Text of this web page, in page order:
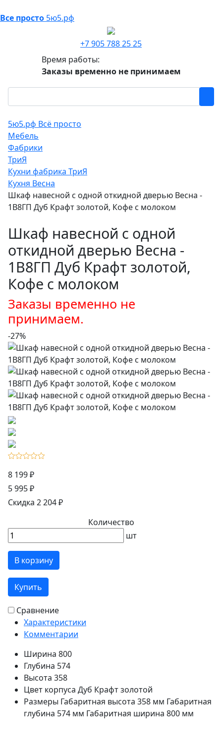
Все просто 5ю5.рф
+7 905 788 25 25
Время работы:
Заказы временно не принимаем
5ю5.рф Всё просто
Мебель
Фабрики
ТриЯ
Кухни фабрика ТриЯ
Кухня Весна
Шкаф навесной c одной откидной дверью Весна -
1В8ГП Дуб Крафт золотой, Кофе с молоком
Шкаф навесной c одной
откидной дверью Весна -
1В8ГП Дуб Крафт золотой,
Кофе с молоком
Заказы временно не
принимаем.
-27%
8 199 ₽
5 995 ₽
Скидка 2 204 ₽
Количество
шт
В корзину
Купить
Сравнение
Характеристики
Комментарии
Ширина 800
Глубина 574
Высота 358
Цвет корпуса Дуб Крафт золотой
Размеры Габаритная высота 358 мм Габаритная
глубина 574 мм Габаритная ширина 800 мм